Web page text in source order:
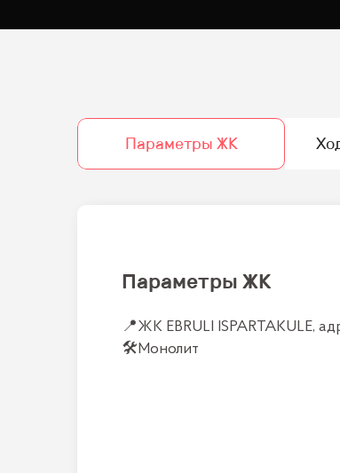
Параметры ЖК
Параметры ЖК
📍ЖК EBRULI ISPARTAKULE,
🛠Монолит